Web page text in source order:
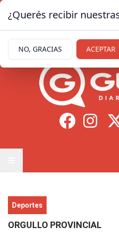
28.3ºc
Deportes
ORGULLO PROVINCIAL
¿Querés recibir
NO, GRACIAS ACEPTAR